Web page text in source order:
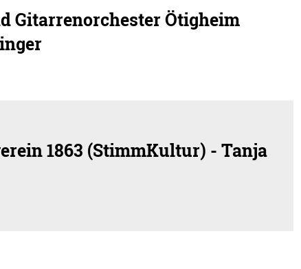
Gitarrenorchester Ötigheim
1863 (StimmKultur) - Tanja